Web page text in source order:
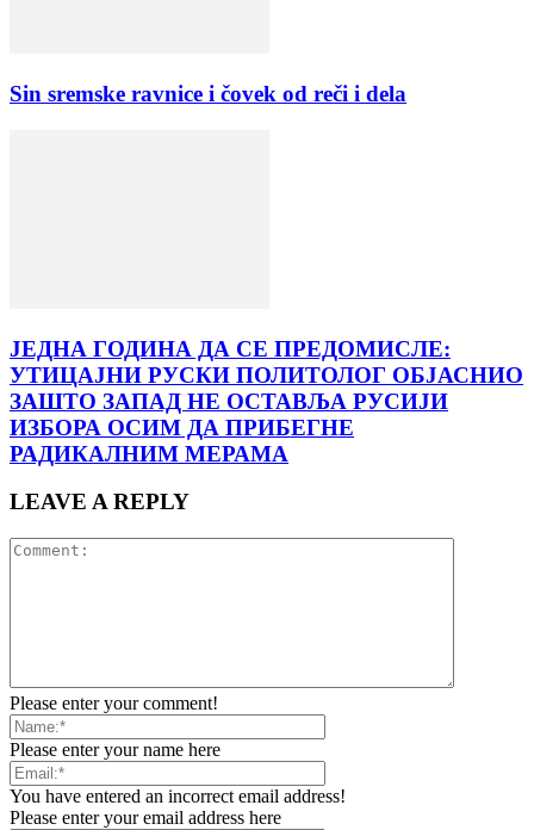
Sin sremske ravnice i čovek od reči i dela
ЈЕДНА ГОДИНА ДА СЕ ПРЕДОМИСЛЕ:
УТИЦАЈНИ РУСКИ ПОЛИТОЛОГ ОБЈАСНИО
ЗАШТО ЗАПАД НЕ ОСТАВЉА РУСИЈИ
ИЗБОРА ОСИМ ДА ПРИБЕГНЕ
РАДИКАЛНИМ МЕРАМА
LEAVE A REPLY
Please enter your comment!
Please enter your name here
You have entered an incorrect email address!
Please enter your email address here